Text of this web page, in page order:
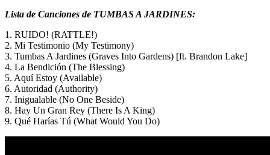
Lista de Canciones de TUMBAS A JARDINES:
1. RUIDO! (RATTLE!)
2. Mi Testimonio (My Testimony)
3. Tumbas A Jardines (Graves Into Gardens) [ft. Brandon Lake]
4. La Bendición (The Blessing)
5. Aquí Estoy (Available)
6. Autoridad (Authority)
7. Inigualable (No One Beside)
8. Hay Un Gran Rey (There Is A King)
9. Qué Harías Tú (What Would You Do)